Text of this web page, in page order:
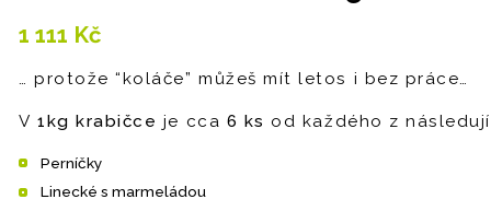
1 111 Kč
… protože “koláče” můžeš mít letos i bez práce…
V 1kg krabičce je cca 6 ks od každého z
Perníčky
Linecké s marmeládou